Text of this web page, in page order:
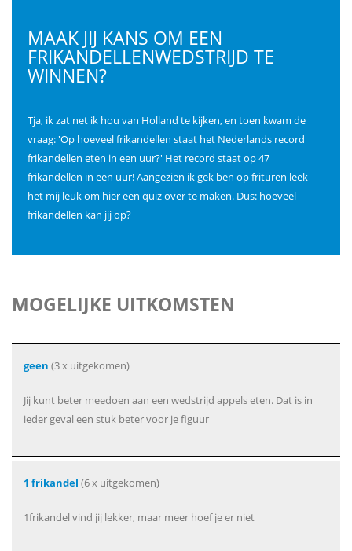
MAAK JIJ KANS OM EEN
FRIKANDELLENWEDSTRIJD TE
WINNEN?
Tja, ik zat net ik hou van Holland te kijken, en toen kwam de
vraag: 'Op hoeveel frikandellen staat het Nederlands record
frikandellen eten in een uur?' Het record staat op 47
frikandellen in een uur! Aangezien ik gek ben op frituren leek
het mij leuk om hier een quiz over te maken. Dus: hoeveel
frikandellen kan jij op?
MOGELIJKE UITKOMSTEN
geen (3 x uitgekomen)
Jij kunt beter meedoen aan een wedstrijd appels eten. Dat is in
ieder geval een stuk beter voor je figuur
1 frikandel (6 x uitgekomen)
1frikandel vind jij lekker, maar meer hoef je er niet